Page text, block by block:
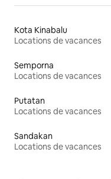
Kota Kinabalu
Locations de vacances
Semporna
Locations de vacances
Putatan
Locations de vacances
Sandakan
Locations de vacances